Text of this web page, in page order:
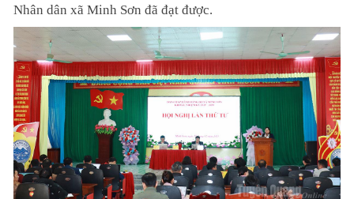
Nhân dân xã Minh Sơn đã đạt được.